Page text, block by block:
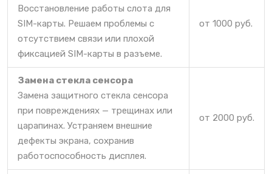
Восстановление работы слота для
SIM-карты. Решаем проблемы с
отсутствием связи или плохой
фиксацией SIM-карты в разъеме.
от 1000 руб.
Замена стекла сенсора
Замена защитного стекла сенсора
при повреждениях — трещинах или
царапинах. Устраняем внешние
дефекты экрана, сохранив
работоспособность дисплея.
от 2000 руб.